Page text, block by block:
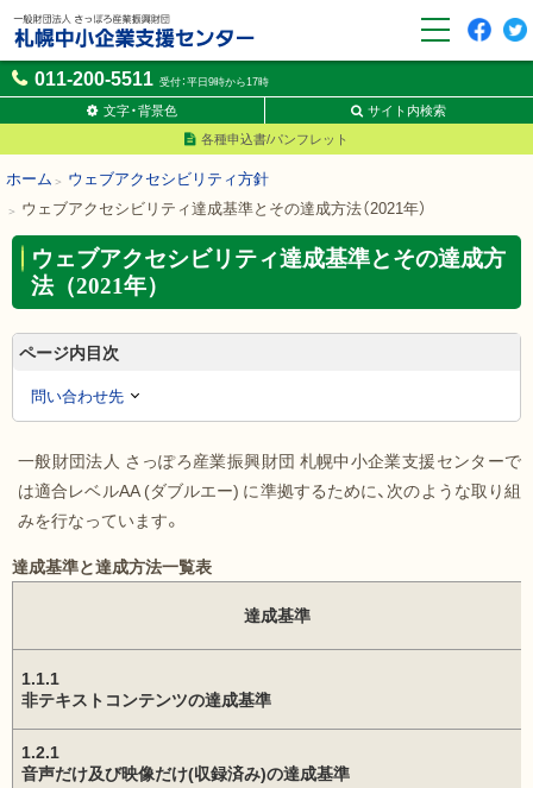
011-200-5511 受付：平日9時から17時
文字・背景色
サイト内検索
各種申込書/パンフレット
一般財団法人さっぽろ産業
振興財団 札幌中小企業支援
センター
c
e
b
it
t
e
ホーム
ウェブアクセシビリティ方針
ウェブアクセシビリティ達成基準とその達成方法（2021年）
ウェブアクセシビリティ達成基準とその達成方
法（2021年）
ページ内目次
問い合わせ先
一般財団法人 さっぽろ産業振興財団 札幌中小企業支援センターで
は適合レベルAA (ダブルエー) に準拠するために、次のような取り組
みを行なっています。
達成基準と達成方法一覧表
達成基準
1.1.1
非テキストコンテンツの達成基準
1.2.1
音声だけ及び映像だけ(収録済み)の達成基準